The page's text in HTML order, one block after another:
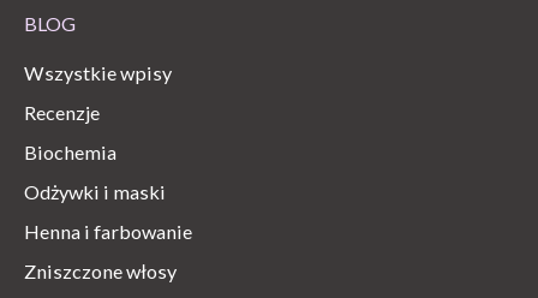
BLOG
Wszystkie wpisy
Recenzje
Biochemia
Odżywki i maski
Henna i farbowanie
Zniszczone włosy